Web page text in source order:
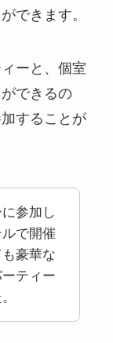
できます。
ーと、個室
できるの
することが
参加し
で開催
豪華な
ティー